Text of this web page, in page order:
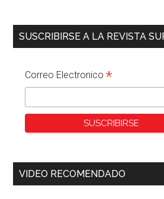
SUSCRIBIRSE A LA REVISTA
Correo Electronico*
VIDEO RECOMENDADO